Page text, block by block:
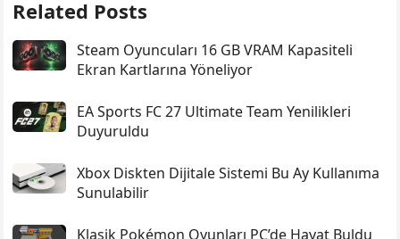
Related Posts
Steam Oyuncuları 16 GB VRAM Kapasiteli
Ekran Kartlarına Yöneliyor
EA Sports FC 27 Ultimate Team Yenilikleri
Duyuruldu
Xbox Diskten Dijitale Sistemi Bu Ay Kullanıma
Sunulabilir
Klasik Pokémon Oyunları PC’de Hayat Buldu